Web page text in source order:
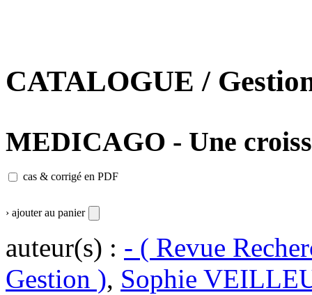
CATALOGUE /
MEDICAGO - Une
cas & corrigé en PDF
› ajouter au panier
auteur(s) : - ( Revue
Gestion ), Sophie